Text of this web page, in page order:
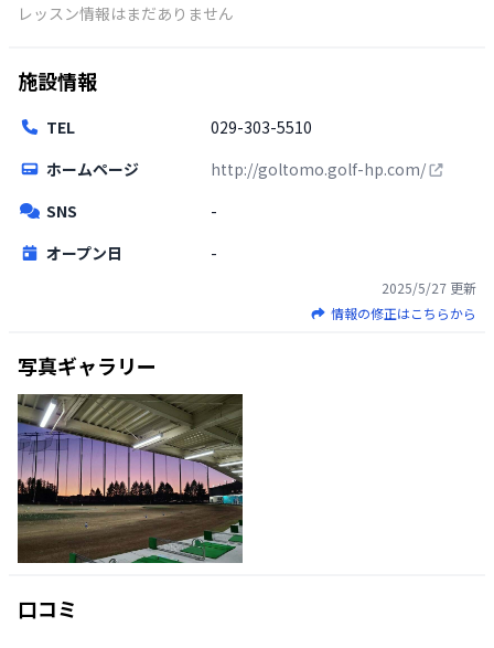
レッスン情報はまだありません
施設情報
TEL
029-303-5510
ホームページ
http://goltomo.golf-hp.com/
SNS
-
オープン日
-
2025/5/27 更新
情報の修正はこちらから
写真ギャラリー
口コミ